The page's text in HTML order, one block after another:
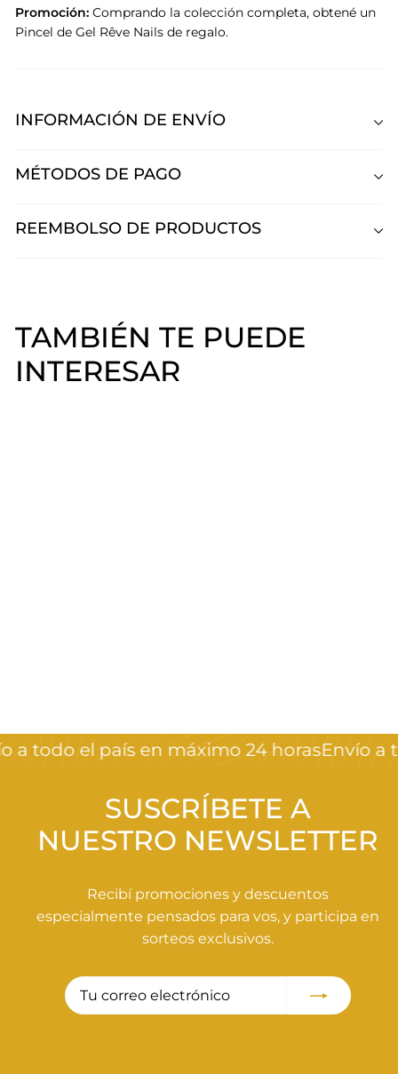
Promoción: Comprando la colección completa, obtené un
Pincel de Gel Rêve Nails de regalo.
INFORMACIÓN DE ENVÍO
MÉTODOS DE PAGO
REEMBOLSO DE PRODUCTOS
TAMBIÉN TE PUEDE
INTERESAR
5
9
0
todo el país en máximo 24 horasEnvío a
SUSCRÍBETE A
NUESTRO NEWSLETTER
Recibí promociones y descuentos
especialmente pensados para vos, y participa en
sorteos exclusivos.
Tu
Suscribir